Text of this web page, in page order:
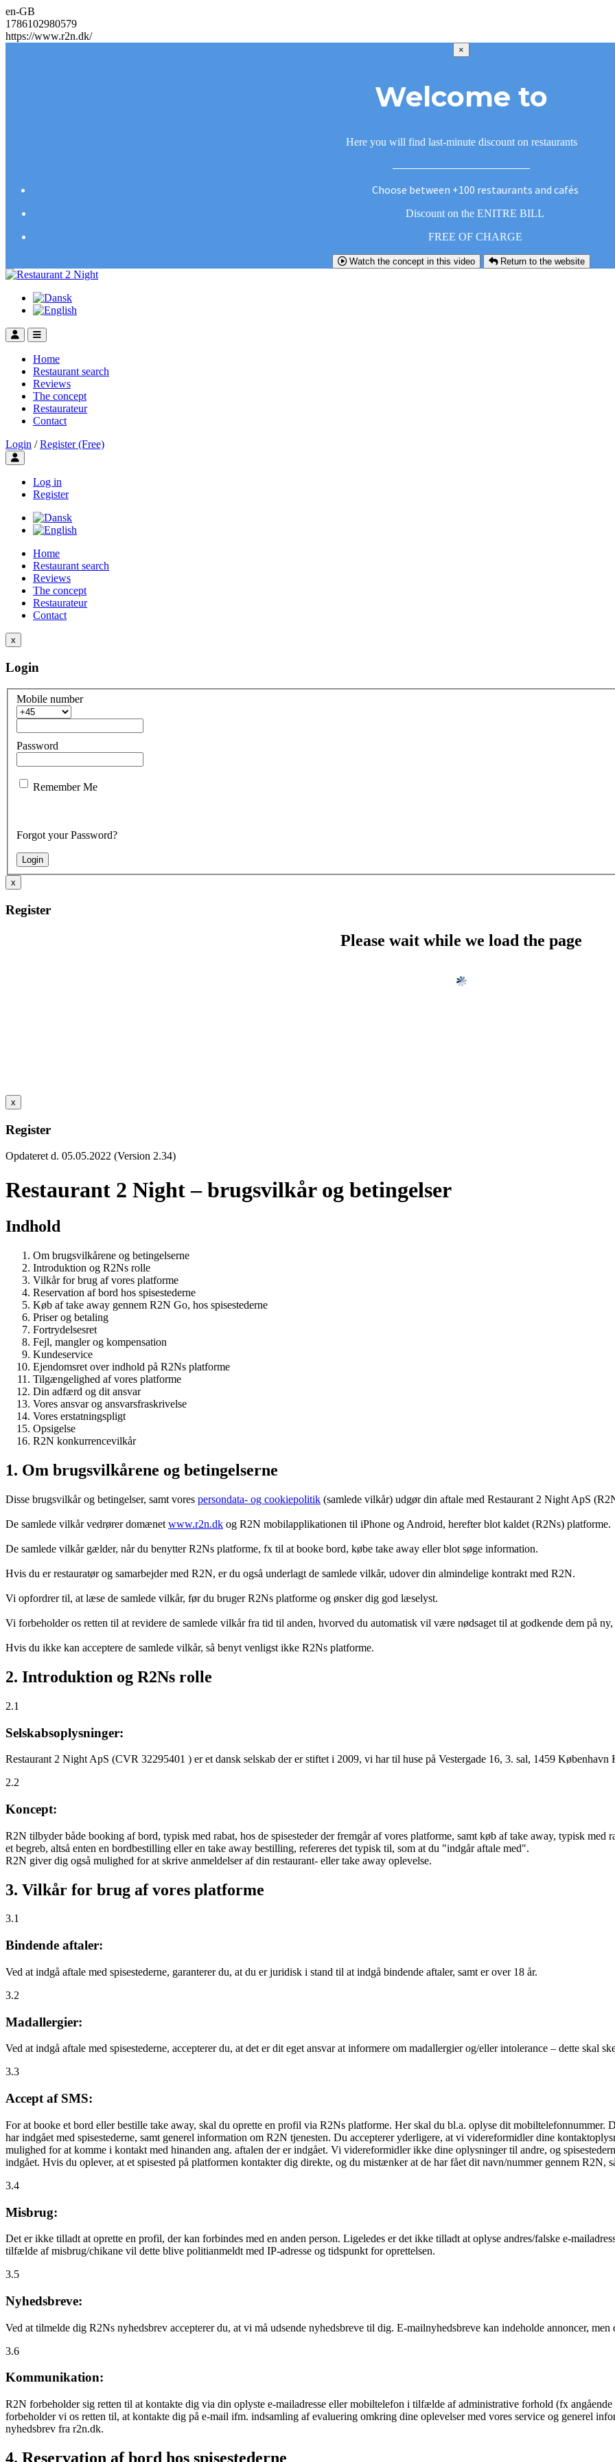
en-GB
1786102980579
https://www.r2n.dk/
×
Welcome to
Here you will find last-minute discount on restaurants
Choose between +100 restaurants and cafés
Discount on the ENITRE BILL
FREE OF CHARGE
Watch the concept in this video Return to the website
Home
Restaurant search
Reviews
The concept
Restaurateur
Contact
Login / Register (Free)
Toggle user menu
Log in
Register
Home
Restaurant search
Reviews
The concept
Restaurateur
Contact
x
Login
Mobile number
Password
Remember Me
Forgot your Password?
x
Register
Please wait while we load the page
x
Register
Opdateret d. 05.05.2022 (Version 2.34)
Restaurant 2 Night – brugsvilkår og betingelser
Indhold
Om brugsvilkårene og betingelserne
Introduktion og R2Ns rolle
Vilkår for brug af vores platforme
Reservation af bord hos spisestederne
Køb af take away gennem R2N Go, hos spisestederne
Priser og betaling
Fortrydelsesret
Fejl, mangler og kompensation
Kundeservice
Ejendomsret over indhold på R2Ns platforme
Tilgængelighed af vores platforme
Din adfærd og dit ansvar
Vores ansvar og ansvarsfraskrivelse
Vores erstatningspligt
Opsigelse
R2N konkurrencevilkår
1. Om brugsvilkårene og betingelserne
Disse brugsvilkår og betingelser, samt vores persondata- og cookiepolitik (samlede vilkår) udgør din aftale med Restaurant 2 Night ApS
De samlede vilkår vedrører domænet www.r2n.dk og R2N mobilapplikationen til iPhone og Android, herefter blot kaldet (R2Ns) platforme.
De samlede vilkår gælder, når du benytter R2Ns platforme, fx til at booke bord, købe take away eller blot søge information.
Hvis du er restauratør og samarbejder med R2N, er du også underlagt de samlede vilkår, udover din almindelige kontrakt med R2N.
Vi opfordrer til, at læse de samlede vilkår, før du bruger R2Ns platforme og ønsker dig god læselyst.
Vi forbeholder os retten til at revidere de samlede vilkår fra tid til anden, hvorved du automatisk vil være nødsaget til at godkende dem på
Hvis du ikke kan acceptere de samlede vilkår, så benyt venligst ikke R2Ns platforme.
2. Introduktion og R2Ns rolle
2.1
Selskabsoplysninger:
Restaurant 2 Night ApS (CVR 32295401 ) er et dansk selskab der er stiftet i 2009, vi har til huse på Vestergade 16, 3. sal, 1459 København
2.2
Koncept:
R2N tilbyder både booking af bord, typisk med rabat, hos de spisesteder der fremgår af vores platforme, samt køb af take away, typisk med
et begreb, altså enten en bordbestilling eller en take away bestilling, refereres det typisk til, som at du "indgår aftale med".
R2N giver dig også mulighed for at skrive anmeldelser af din restaurant- eller take away oplevelse.
3. Vilkår for brug af vores platforme
3.1
Bindende aftaler:
Ved at indgå aftale med spisestederne, garanterer du, at du er juridisk i stand til at indgå bindende aftaler, samt er over 18 år.
3.2
Madallergier:
Ved at indgå aftale med spisestederne, accepterer du, at det er dit eget ansvar at informere om madallergier og/eller intolerance – dette skal
3.3
Accept af SMS:
For at booke et bord eller bestille take away, skal du oprette en profil via R2Ns platforme. Her skal du bl.a. oplyse dit mobiltelefonnummer.
har indgået med spisestederne, samt generel information om R2N tjenesten. Du accepterer yderligere, at vi videreformidler dine
mulighed for at komme i kontakt med hinanden ang. aftalen der er indgået. Vi videreformidler ikke dine oplysninger til andre, og
indgået. Hvis du oplever, at et spisested på platformen kontakter dig direkte, og du mistænker at de har fået dit navn/nummer gennem R2N,
3.4
Misbrug:
Det er ikke tilladt at oprette en profil, der kan forbindes med en anden person. Ligeledes er det ikke tilladt at oplyse andres/falske e-
tilfælde af misbrug/chikane vil dette blive politianmeldt med IP-adresse og tidspunkt for oprettelsen.
3.5
Nyhedsbreve:
Ved at tilmelde dig R2Ns nyhedsbrev accepterer du, at vi må udsende nyhedsbreve til dig. E-mailnyhedsbreve kan indeholde annoncer,
3.6
Kommunikation:
R2N forbeholder sig retten til at kontakte dig via din oplyste e-mailadresse eller mobiltelefon i tilfælde af administrative forhold (fx
forbeholder vi os retten til, at kontakte dig på e-mail ifm. indsamling af evaluering omkring dine oplevelser med vores service og generel
nyhedsbrev fra r2n.dk.
4. Reservation af bord hos spisestederne